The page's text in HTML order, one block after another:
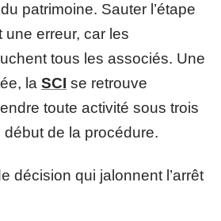
patrimoine. Sauter l’étape
erreur, car les
tous les associés. Une
la SCI se retrouve
toute activité sous trois
de la procédure.
décision qui jalonnent l’arrêt